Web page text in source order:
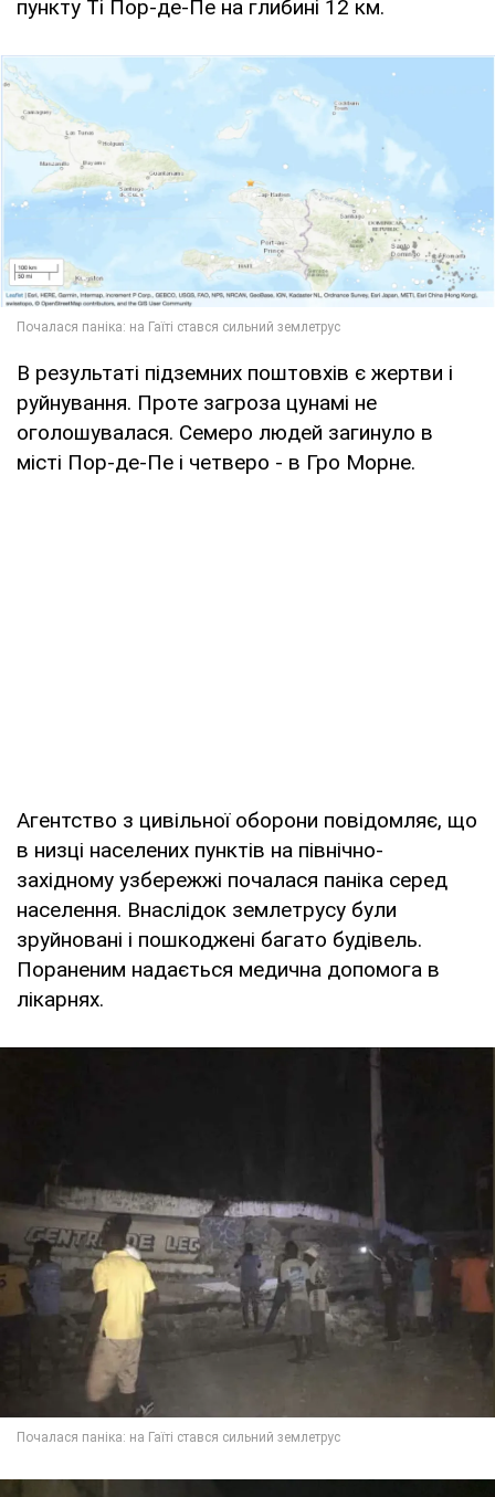
пункту Ті Пор-де-Пе на глибині 12 км.
В результаті підземних поштовхів є жертви і
руйнування. Проте загроза цунамі не
оголошувалася. Семеро людей загинуло в
місті Пор-де-Пе і четверо - в Гро Морне.
Агентство з цивільної оборони повідомляє, що
в низці населених пунктів на північно-
західному узбережжі почалася паніка серед
населення. Внаслідок землетрусу були
зруйновані і пошкоджені багато будівель.
Пораненим надається медична допомога в
лікарнях.